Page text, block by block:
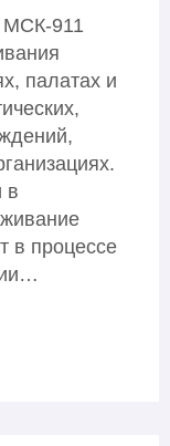
МСК-911
палатах и
в
в процессе